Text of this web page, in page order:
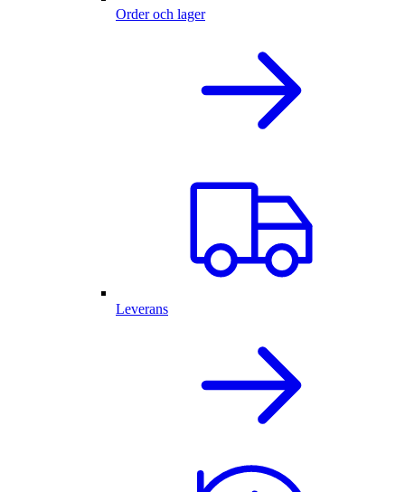
Order och lager
Leverans